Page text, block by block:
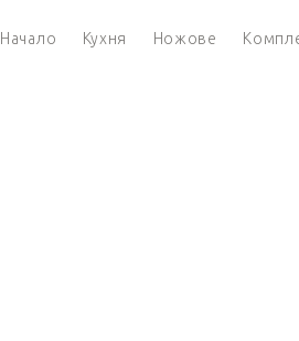
Начало Кухня Ножове